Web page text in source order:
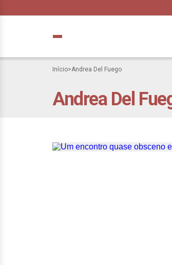
Início>Andrea Del Fuego
Andrea Del
Um